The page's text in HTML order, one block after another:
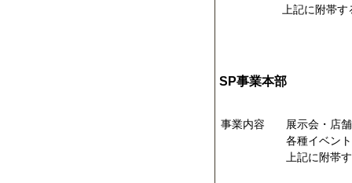
上記に附帯す
SP事業本部
事業内容
展示会・店
各種イベン
上記に附帯